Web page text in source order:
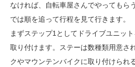
なければ、自転車屋さんでやってもら
では順を追って行程を見て行きます。
まずステップ1としてドライブユニッ
取り付けます。ステーは数種類用意さ
クやマウンテンバイクに取り付けられ